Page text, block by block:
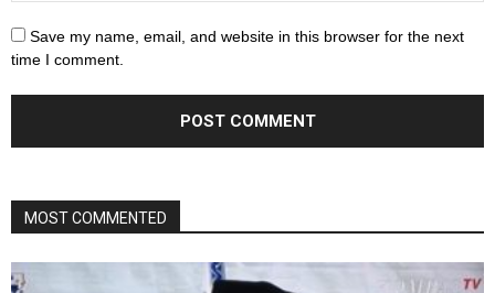
Save my name, email, and website in this browser for the next
time I comment.
MOST COMMENTED